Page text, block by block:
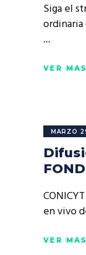
Siga el
ordinaria
VER MÁS
MARZO
en vivo
VER MÁS